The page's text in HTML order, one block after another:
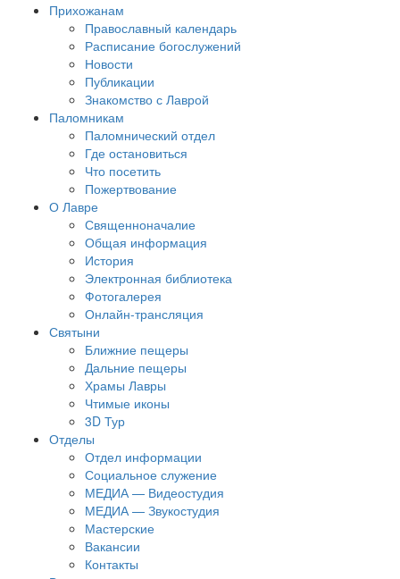
Прихожанам
Православный календарь
Расписание богослужений
Новости
Публикации
Знакомство с Лаврой
Паломникам
Паломнический отдел
Где остановиться
Что посетить
Пожертвование
О Лавре
Священноначалие
Общая информация
История
Электронная библиотека
Фотогалерея
Онлайн-трансляция
Святыни
Ближние пещеры
Дальние пещеры
Храмы Лавры
Чтимые иконы
3D Тур
Отделы
Отдел информации
Социальное служение
МЕДИА — Видеостудия
МЕДИА — Звукостудия
Мастерские
Вакансии
Контакты